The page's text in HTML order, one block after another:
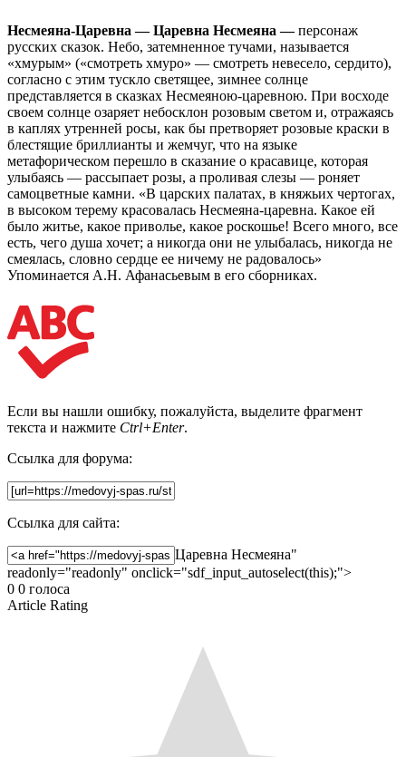
Несмеяна-Царевна — Царевна Несмеяна —персонаж
русских сказок. Небо, затемненное тучами, называется
«хмурым» («смотреть хмуро» — смотреть невесело, сердито),
согласно с этим тускло светящее, зимнее солнце
представляется в сказках Несмеяною-царевною. При восходе
своем солнце озаряет небосклон розовым светом и, отражаясь
в каплях утренней росы, как бы претворяет розовые краски в
блестящие бриллианты и жемчуг, что на языке
метафорическом перешло в сказание о красавице, которая
улыбаясь — рассыпает розы, а проливая слезы — роняет
самоцветные камни. «В царских палатах, в княжьих чертогах,
в высоком терему красовалась Несмеяна-царевна. Какое ей
было житье, какое приволье, какое роскошье! Всего много, все
есть, чего душа хочет; а никогда они не улыбалась, никогда не
смеялась, словно сердце ее ничему не радовалось»
Упоминается А.Н. Афанасьевым в его сборниках.
Если вы нашли ошибку, пожалуйста, выделите фрагмент
текста и нажмите Ctrl+Enter.
Ссылка для форума:
Ссылка для сайта:
Царевна Несмеяна"
readonly="readonly" onclick="sdf_input_autoselect(this);">
0 0 голоса
Article Rating